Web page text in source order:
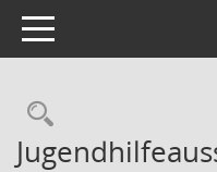
Toggle navigation